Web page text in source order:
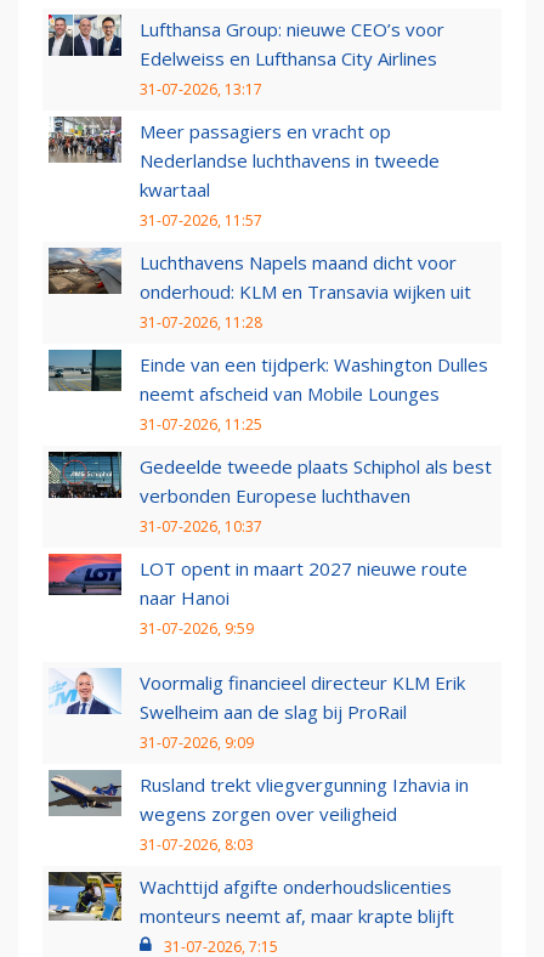
Lufthansa Group: nieuwe CEO’s voor
Edelweiss en Lufthansa City Airlines
31-07-2026, 13:17
Meer passagiers en vracht op
Nederlandse luchthavens in tweede
kwartaal
31-07-2026, 11:57
Luchthavens Napels maand dicht voor
onderhoud: KLM en Transavia wijken uit
31-07-2026, 11:28
Einde van een tijdperk: Washington Dulles
neemt afscheid van Mobile Lounges
31-07-2026, 11:25
Gedeelde tweede plaats Schiphol als best
verbonden Europese luchthaven
31-07-2026, 10:37
LOT opent in maart 2027 nieuwe route
naar Hanoi
31-07-2026, 9:59
Voormalig financieel directeur KLM Erik
Swelheim aan de slag bij ProRail
31-07-2026, 9:09
Rusland trekt vliegvergunning Izhavia in
wegens zorgen over veiligheid
31-07-2026, 8:03
Wachttijd afgifte onderhoudslicenties
monteurs neemt af, maar krapte blijft
31-07-2026, 7:15